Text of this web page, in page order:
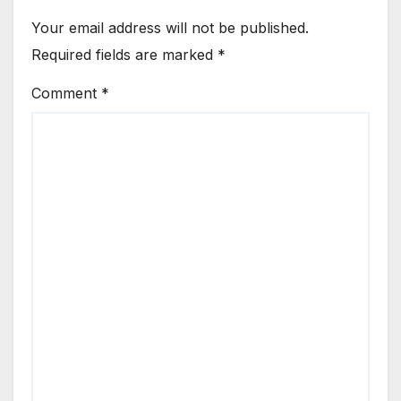
Your email address will not be published.
Required fields are marked *
Comment *